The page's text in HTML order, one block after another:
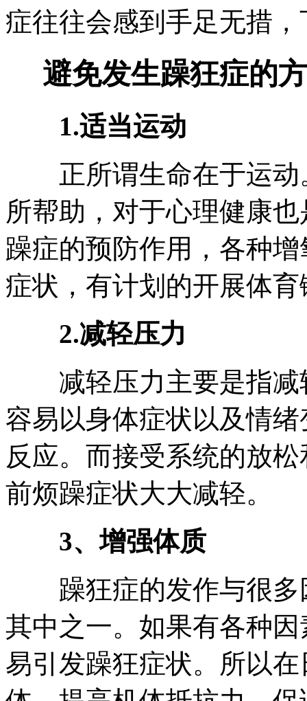
症往往会感到手足无措
避免发生躁狂症的
1.适当运动
正所谓生命在于运动
所帮助，对于心理健康
躁症的预防作用，各种
症状，有计划的开展体育
2.减轻压力
减轻压力主要是指减
容易以身体症状以及情
反应。而接受系统的放
前烦躁症状大大减轻。
3、增强体质
躁狂症的发作与很多
其中之一。如果有各种
易引发躁狂症状。所以